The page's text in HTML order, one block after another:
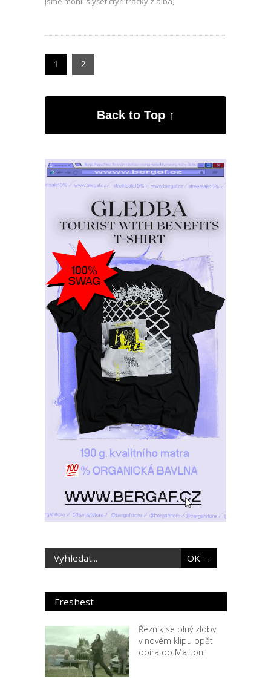
1 2
Back to Top ↑
Freshest
Řezník se plný zloby
v novém klipu opět
opírá do Mattoni